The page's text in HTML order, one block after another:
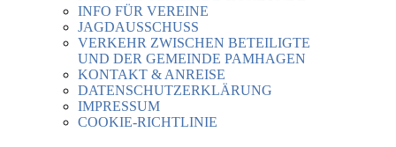
INFO FÜR VEREINE
JAGDAUSSCHUSS
VERKEHR ZWISCHEN BETEILIGTE
UND DER GEMEINDE PAMHAGEN
KONTAKT & ANREISE
DATENSCHUTZERKLÄRUNG
IMPRESSUM
COOKIE-RICHTLINIE